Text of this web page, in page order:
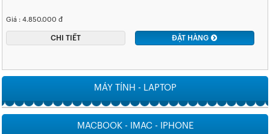
Giá : 4.850.000 đ
CHI TIẾT ĐẶT HÀNG
MÁY TÍNH - LAPTOP
MACBOOK - IMAC - IPHONE